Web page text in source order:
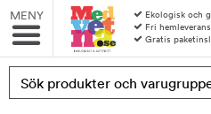
MENY
Ekologisk och
Fri
Gratis
Produkten har blivit